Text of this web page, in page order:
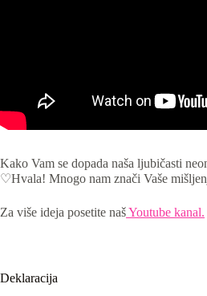
Kako Vam se dopada naša ljubičasti
♡Hvala! Mnogo nam znači Vaše
Za više ideja posetite našYoutube kanal.
Deklaracija